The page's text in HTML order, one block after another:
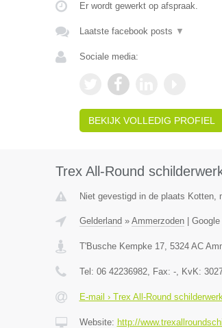
Er wordt gewerkt op afspraak.
Laatste facebook posts ▼
Sociale media:
BEKIJK VOLLEDIG PROFIEL
Trex All-Round
Niet gevestigd in de plaats Kotten,
Gelderland » Ammerzoden|
T'Busche Kempke 17, 5324 AC
Tel: 06 42236982, Fax: -, KvK:
E-mail › Trex All-Round
Website: http://